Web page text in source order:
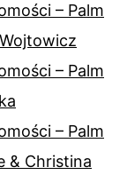
– Palm
– Palm
– Palm
& Christina